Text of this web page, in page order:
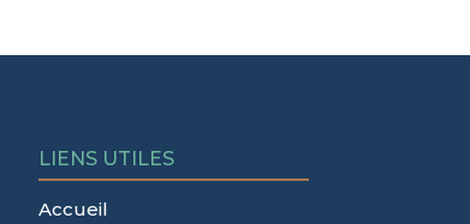
LIENS UTILES
Accueil